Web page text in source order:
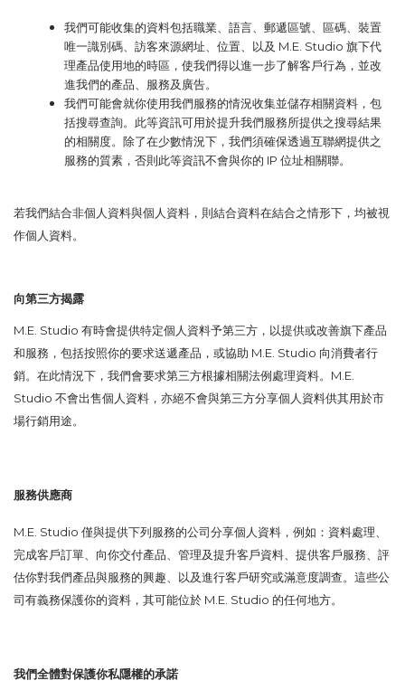
我們可能收集的資料包括職業、語言、郵遞區號、區碼、裝置
唯一識別碼、訪客來源網址、位置、以及 M.E. Studio 旗下代
理產品使用地的時區，使我們得以進一步了解客戶行為，並改
進我們的產品、服務及廣告。
我們可能會就你使用我們服務的情況收集並儲存相關資料，包
括搜尋查詢。此等資訊可用於提升我們服務所提供之搜尋結果
的相關度。除了在少數情況下，我們須確保透過互聯網提供之
服務的質素，否則此等資訊不會與你的 IP 位址相關聯。
若我們結合非個人資料與個人資料，則結合資料在結合之情形下，均被視
作個人資料。
向第三方揭露
M.E. Studio 有時會提供特定個人資料予第三方，以提供或改善旗下產品
和服務，包括按照你的要求送遞產品，或協助 M.E. Studio 向消費者行
銷。在此情況下，我們會要求第三方根據相關法例處理資料。M.E.
Studio 不會出售個人資料，亦絕不會與第三方分享個人資料供其用於市
場行銷用途。
服務供應商
M.E. Studio 僅與提供下列服務的公司分享個人資料，例如：資料處理、
完成客戶訂單、向你交付產品、管理及提升客戶資料、提供客戶服務、評
估你對我們產品與服務的興趣、以及進行客戶研究或滿意度調查。這些公
司有義務保護你的資料，其可能位於 M.E. Studio 的任何地方。
我們全體對保護你私隱權的承諾